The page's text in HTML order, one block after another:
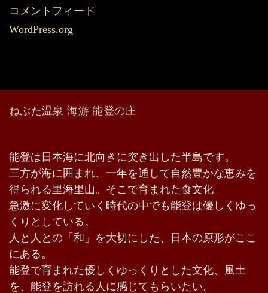
コメントフィード
WordPress.org
ねぶた温泉 海游 能登の庄
能登は日本海に北向きに突き出した半島です。
三方が海に囲まれ、一年を通して自然豊かな恵みを
得られる里海里山。そこで育まれた食文化。
急激に変化していく時代の中でも能登は優しくゆっ
くりとしている。
人と人との「和」を大切にした、日本の原形がここ
にある。
能登で育まれた優しくゆっくりとした文化、風土
を、能登を訪れる人に感じてもらいたい。